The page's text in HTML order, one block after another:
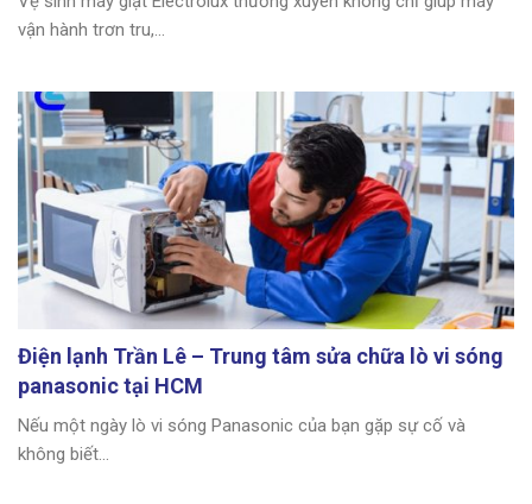
vận hành trơn tru,...
Điện lạnh Trần Lê – Trung tâm sửa chữa lò vi sóng
panasonic tại HCM
Nếu một ngày lò vi sóng Panasonic của bạn gặp sự cố và
không biết...